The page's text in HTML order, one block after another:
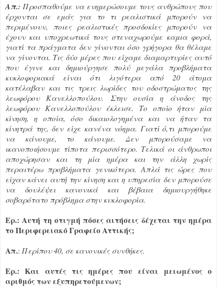
Απ.: Προσπαθούμε να ενημερώσουμε τους ανθρώπους που
έρχονται σε εμάς για το τι ρεαλιστικά μπορούν να
περιμένουν, ποιες ρεαλιστικές προσδοκίες μπορούν να
έχουν και υποχρεωτικά τους στεναχωρούμε καμια φορά,
γιατί τα πράγματα δεν γίνονται όσο γρήγορα θα θέλαμε
να γίνονται. Τις δύο μέρες που είχαμε διαμαρτυρίες αυτό
που έγινε και δημιούργησε πολύ μεγάλα προβλήματα
κυκλοφοριακά είναι ότι λιγότερα από 20 άτομα
κατέλαβαν και τις τρεις λωρίδες του οδοστρώματος της
λεωφόρου Κανελλοπούλου. Στην ουσία η άνοδος της
λεωφόρου Κανελλοπούλου έκλεισε. Το οποίο ήταν μία
κίνηση, η οποία, όσο δικαιολογημένα και να ήταν τα
κίνητρά της, δεν είχε κανένα νόημα. Γιατί ό,τι μπορούμε
να κάνουμε, το κάνουμε. Δεν μπορούσαμε να
ικανοποιήσουμε τίποτα περισσότερο. Τελικά οι άνθρωποι
αποχώρησαν και τη μία ημέρα και την άλλη χωρίς
περαιτέρω προβλήματα γενικότερα. Απλά τις ώρες που
είχαν κάνει αυτή την κίνηση και η υπηρεσία δεν μπορούσε
να δουλέψει κανονικά και βέβαια δημιουργήθηκε
σοβαρότατο πρόβλημα στην κυκλοφορία.
Ερ.: Αυτή τη στιγμή πόσες αιτήσεις δέχεται την ημέρα
το Περιφερειακό Γραφείο Αττικής;
Απ.: Περίπου 40, σε κανονικές συνθήκες.
Ερ.: Και αυτές τις ημέρες που είναι μειωμένος ο
αριθμός των εξυπηρετούμενων;